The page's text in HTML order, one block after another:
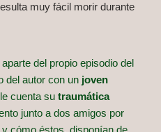
muy fácil morir durante
del propio episodio del
del autor con un joven
cuenta sutraumática
junto a dos amigos por
y cómo éstos, disponían de